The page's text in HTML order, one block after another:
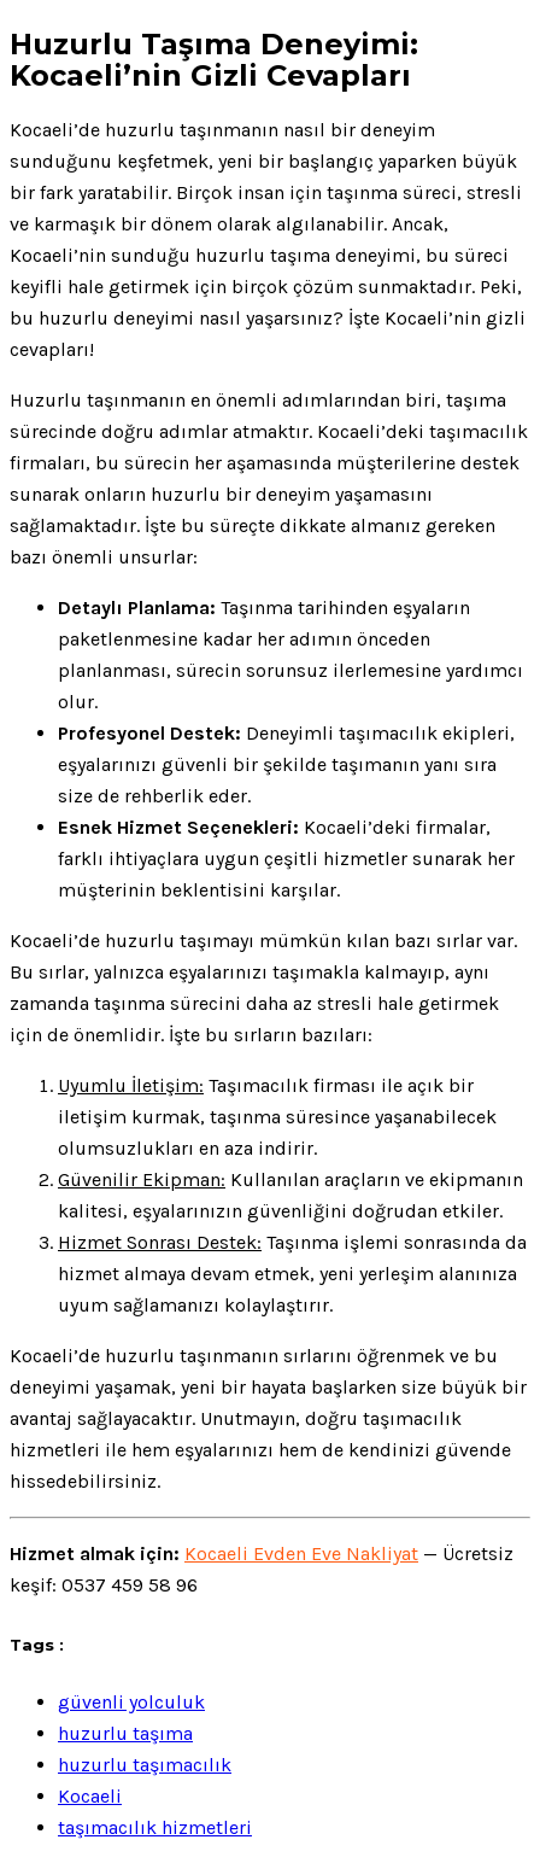
Huzurlu Taşıma Deneyimi:
Kocaeli’nin Gizli Cevapları
Kocaeli’de huzurlu taşınmanın nasıl bir deneyim
sunduğunu keşfetmek, yeni bir başlangıç yaparken büyük
bir fark yaratabilir. Birçok insan için taşınma süreci, stresli
ve karmaşık bir dönem olarak algılanabilir. Ancak,
Kocaeli’nin sunduğu huzurlu taşıma deneyimi, bu süreci
keyifli hale getirmek için birçok çözüm sunmaktadır. Peki,
bu huzurlu deneyimi nasıl yaşarsınız? İşte Kocaeli’nin gizli
cevapları!
Huzurlu taşınmanın en önemli adımlarından biri, taşıma
sürecinde doğru adımlar atmaktır. Kocaeli’deki taşımacılık
firmaları, bu sürecin her aşamasında müşterilerine destek
sunarak onların huzurlu bir deneyim yaşamasını
sağlamaktadır. İşte bu süreçte dikkate almanız gereken
bazı önemli unsurlar:
Detaylı Planlama: Taşınma tarihinden eşyaların
paketlenmesine kadar her adımın önceden
planlanması, sürecin sorunsuz ilerlemesine yardımcı
olur.
Profesyonel Destek: Deneyimli taşımacılık ekipleri,
eşyalarınızı güvenli bir şekilde taşımanın yanı sıra
size de rehberlik eder.
Esnek Hizmet Seçenekleri: Kocaeli’deki firmalar,
farklı ihtiyaçlara uygun çeşitli hizmetler sunarak her
müşterinin beklentisini karşılar.
Kocaeli’de huzurlu taşımayı mümkün kılan bazı sırlar var.
Bu sırlar, yalnızca eşyalarınızı taşımakla kalmayıp, aynı
zamanda taşınma sürecini daha az stresli hale getirmek
için de önemlidir. İşte bu sırların bazıları:
Uyumlu İletişim: Taşımacılık firması ile açık bir
iletişim kurmak, taşınma süresince yaşanabilecek
olumsuzlukları en aza indirir.
Güvenilir Ekipman: Kullanılan araçların ve ekipmanın
kalitesi, eşyalarınızın güvenliğini doğrudan etkiler.
Hizmet Sonrası Destek: Taşınma işlemi sonrasında da
hizmet almaya devam etmek, yeni yerleşim alanınıza
uyum sağlamanızı kolaylaştırır.
Kocaeli’de huzurlu taşınmanın sırlarını öğrenmek ve bu
deneyimi yaşamak, yeni bir hayata başlarken size büyük bir
avantaj sağlayacaktır. Unutmayın, doğru taşımacılık
hizmetleri ile hem eşyalarınızı hem de kendinizi güvende
hissedebilirsiniz.
Hizmet almak için: Kocaeli Evden Eve Nakliyat — Ücretsiz
keşif: 0537 459 58 96
Tags :
güvenli yolculuk
huzurlu taşıma
huzurlu taşımacılık
Kocaeli
taşımacılık hizmetleri